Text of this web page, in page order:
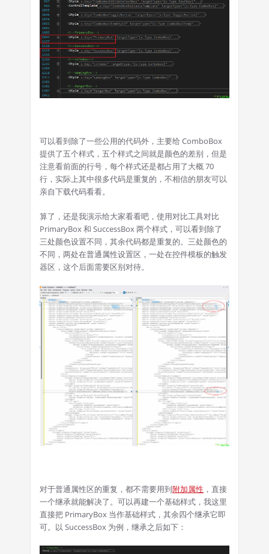
可以看到除了一些公用的代码外，主要给 ComboBox
提供了五个样式，五个样式之间就是颜色的差别，但是
注意看前面的行号，每个样式还是都占用了大概 70
行，实际上其中很多代码是重复的，不相信的朋友可以
亲自下载代码看看。
算了，还是我演示给大家看看吧，使用对比工具对比
PrimaryBox 和 SuccessBox 两个样式，可以看到除了
三处颜色设置不同，其余代码都是重复的。三处颜色的
不同，两处在普通属性设置区，一处在控件模板的触发
器区，这个后面需要区别对待。
对于普通属性区的重复，都不需要用到附加属性 ，直接
一个继承就能解决了。可以再建一个基础样式，我这里
直接把 PrimaryBox 当作基础样式，其余四个继承它即
可。以 SuccessBox 为例，继承之后如下：